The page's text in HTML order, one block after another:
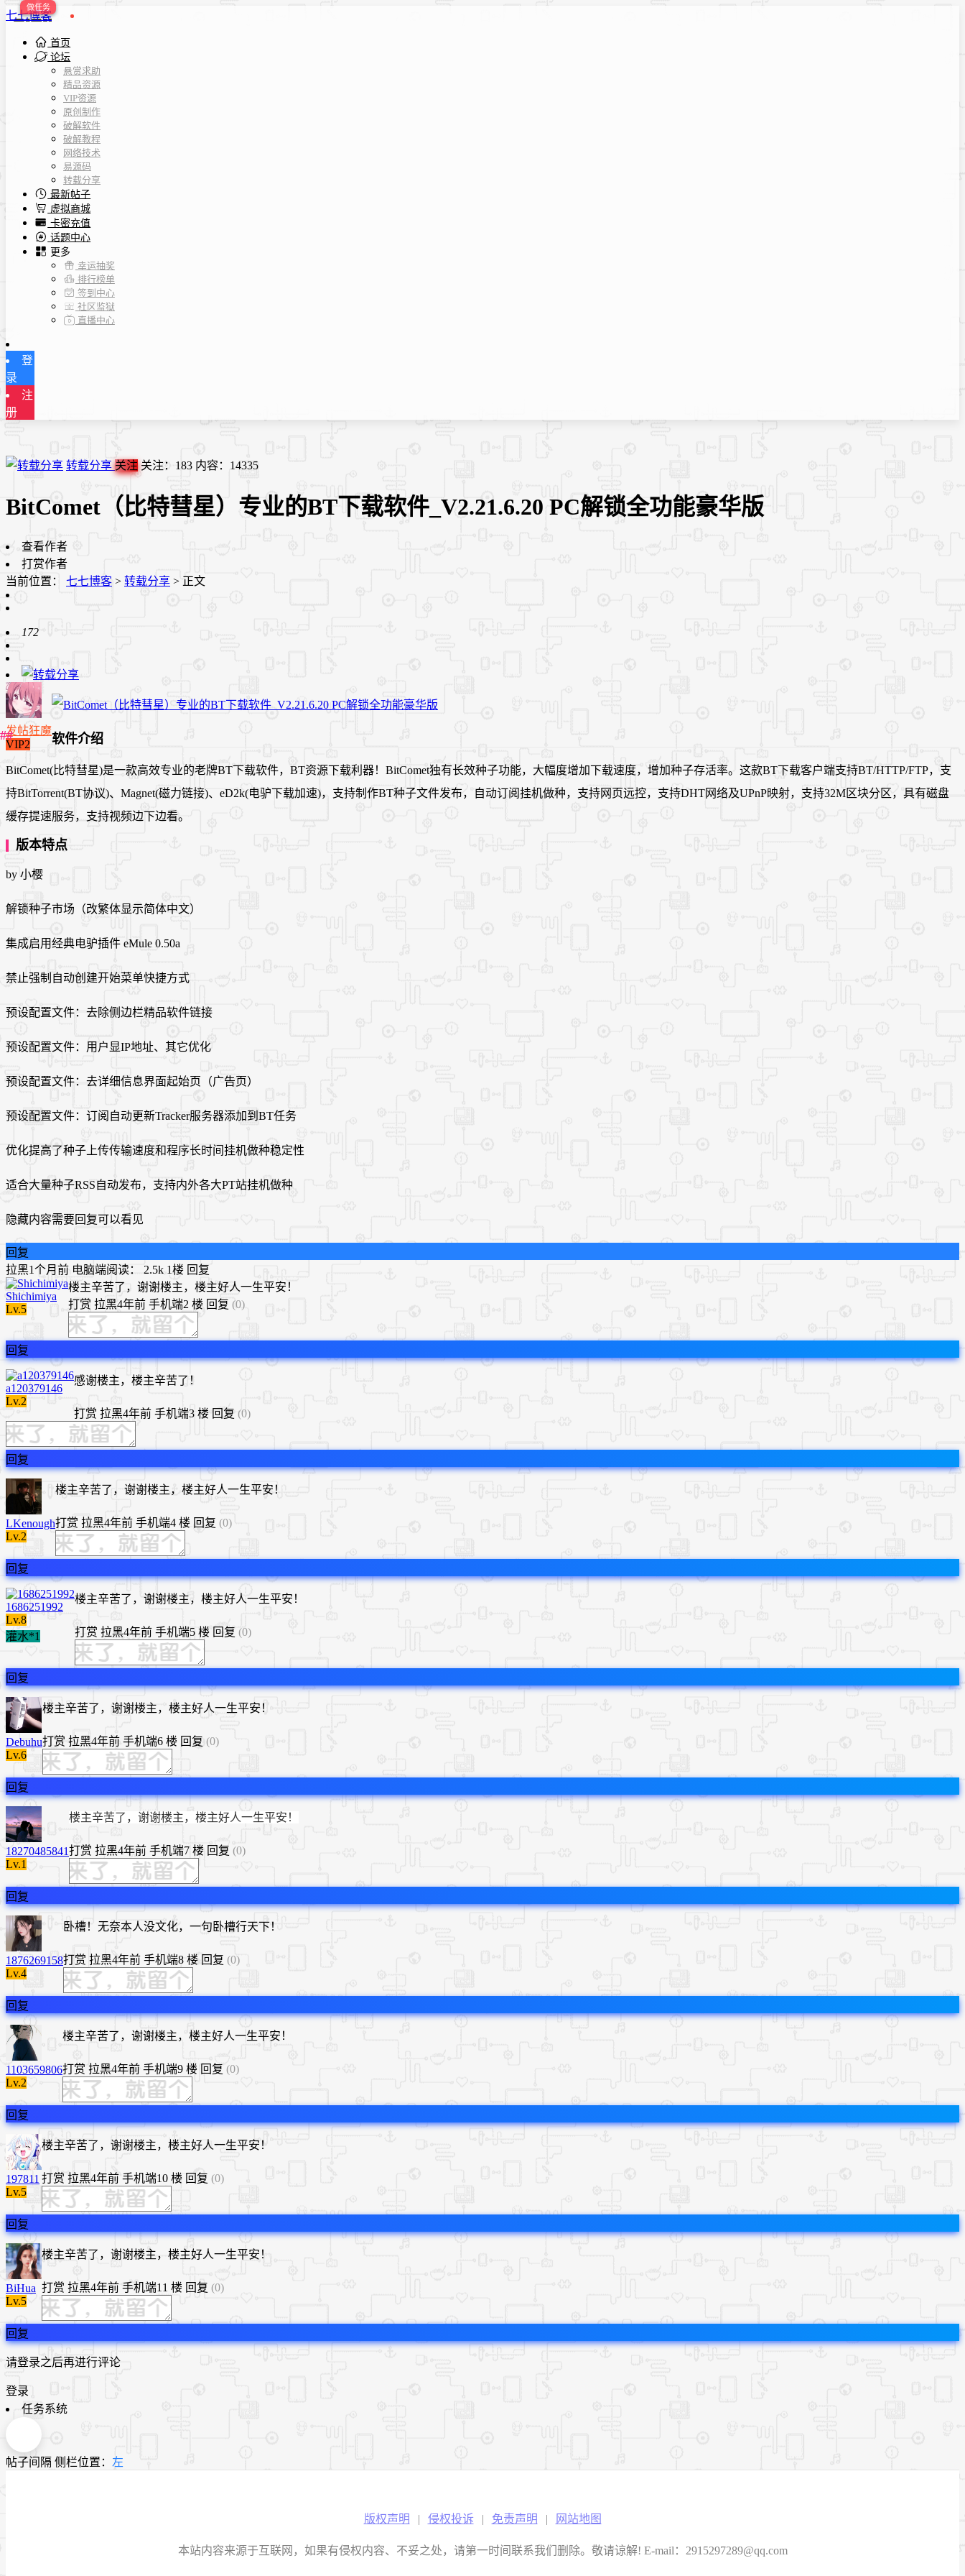
七七博客
首页
论坛
悬赏求助
精品资源
VIP资源
原创制作
破解软件
破解教程
网络技术
易源码
转载分享
最新帖子
虚拟商城
卡密充值
话题中心
更多
幸运抽奖
排行榜单
签到中心
社区监狱
直播中心
登
录
注
册
转载分享关注 关注： 183 内容： 14335
BitComet（比特彗星）专业的BT下载软件_V2.21.6.20 PC解锁全功能豪华版
查看作者
打赏作者
当前位置： 七七博客 > 转载分享 > 正文
172
发帖狂魔
VIP2
软件介绍
BitComet(比特彗星)是一款高效专业的老牌BT下载软件，BT资源下载利器！BitComet独有长效种子功能，大幅度增加下载速度，增加种子存活率。这款BT下载客户端支持BT/HTTP/FTP，支
持BitTorrent(BT协议)、Magnet(磁力链接)、eD2k(电驴下载加速)，支持制作BT种子文件发布，自动订阅挂机做种，支持网页远控，支持DHT网络及UPnP映射，支持32M区块分区，具有磁盘
缓存提速服务，支持视频边下边看。
版本特点
by 小樱
解锁种子市场（改繁体显示简体中文）
集成启用经典电驴插件 eMule 0.50a
禁止强制自动创建开始菜单快捷方式
预设配置文件：去除侧边栏精品软件链接
预设配置文件：用户显IP地址、其它优化
预设配置文件：去详细信息界面起始页（广告页）
预设配置文件：订阅自动更新Tracker服务器添加到BT任务
优化提高了种子上传传输速度和程序长时间挂机做种稳定性
适合大量种子RSS自动发布，支持内外各大PT站挂机做种
隐藏内容需要回复可以看见
回复
拉黑1个月前 电脑端阅读： 2.5k 1楼 回复
Shichimiya
Lv.5
​楼主辛苦了，谢谢楼主，楼主好人一生平安！
打赏 拉黑4年前 手机端2 楼 回复 (0)
回复
a120379146
Lv.2
感谢楼主，楼主辛苦了！
打赏 拉黑4年前 手机端3 楼 回复 (0)
回复
LKenough
Lv.2
楼主辛苦了，谢谢楼主，楼主好人一生平安！
打赏 拉黑4年前 手机端4 楼 回复 (0)
回复
1686251992
Lv.8
灌水*1
楼主辛苦了，谢谢楼主，楼主好人一生平安！
打赏 拉黑4年前 手机端5 楼 回复 (0)
回复
Debuhu
Lv.6
楼主辛苦了，谢谢楼主，楼主好人一生平安！
打赏 拉黑4年前 手机端6 楼 回复 (0)
回复
18270485841
Lv.1
楼主辛苦了，谢谢楼主，楼主好人一生平安！
打赏 拉黑4年前 手机端7 楼 回复 (0)
回复
1876269158
Lv.4
卧槽！无奈本人没文化，一句卧槽行天下！
打赏 拉黑4年前 手机端8 楼 回复 (0)
回复
1103659806
Lv.2
楼主辛苦了，谢谢楼主，楼主好人一生平安！
打赏 拉黑4年前 手机端9 楼 回复 (0)
回复
197811
Lv.5
楼主辛苦了，谢谢楼主，楼主好人一生平安！
打赏 拉黑4年前 手机端10 楼 回复 (0)
回复
BiHua
Lv.5
楼主辛苦了，谢谢楼主，楼主好人一生平安！
打赏 拉黑4年前 手机端11 楼 回复 (0)
回复
请登录之后再进行评论
登录
任务系统
帖子间隔 侧栏位置： 左
版权声明 | 侵权投诉 | 免责声明 | 网站地图
本站内容来源于互联网，如果有侵权内容、不妥之处，请第一时间联系我们删除。敬请谅解! E-mail：2915297289@qq.com